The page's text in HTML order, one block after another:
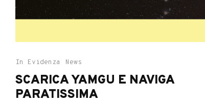
In Evidenza News
SCARICA YAMGU E NAVIGA
PARATISSIMA